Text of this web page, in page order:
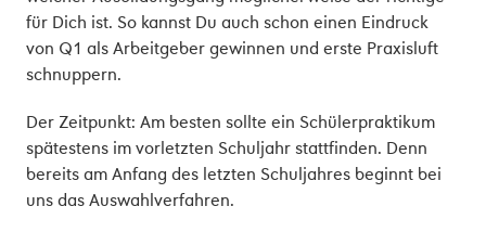
für Dich ist. So kannst Du auch schon einen Eindruck
von Q1 als Arbeitgeber gewinnen und erste Praxisluft
schnuppern.
Der Zeitpunkt: Am besten sollte ein Schülerpraktikum
spätestens im vorletzten Schuljahr stattfinden. Denn
bereits am Anfang des letzten Schuljahres beginnt bei
uns das Auswahlverfahren.